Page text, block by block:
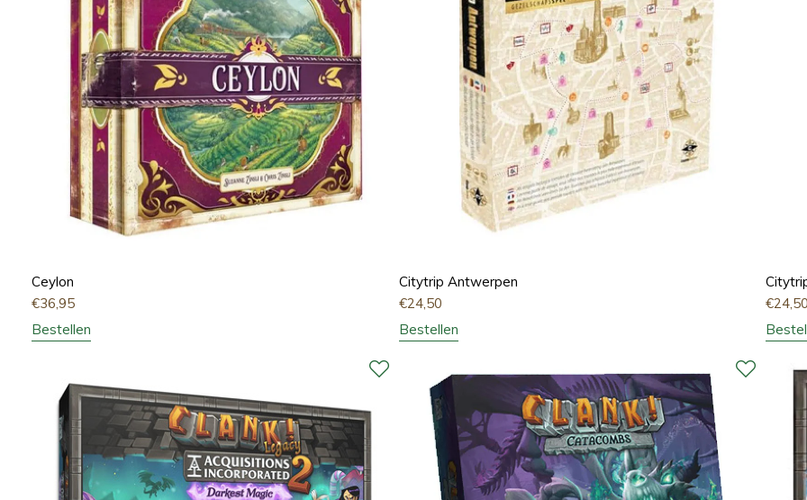
Ceylon
€36,95
Bestellen
Citytrip Antwerpen
€24,50
Bestellen
€